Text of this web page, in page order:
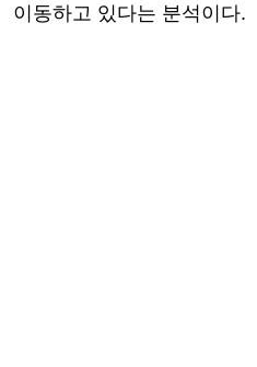
이동하고 있다는 분석이다.